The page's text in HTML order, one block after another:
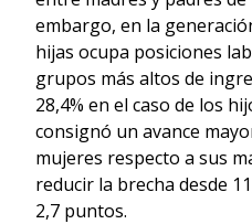
embargo, en la
hijas ocupa posiciones
grupos más altos de
28,4% en el caso de los
consignó un avance
mujeres respecto a sus
reducir la brecha desde
2,7 puntos.